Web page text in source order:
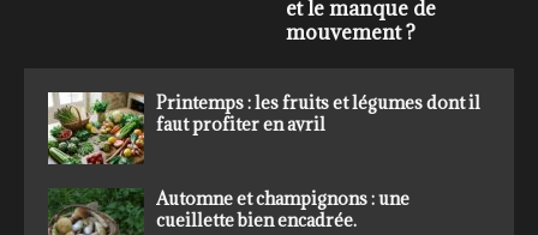
Printemps : les fruits et légumes dont il
faut profiter en avril
Automne et champignons : une
cueillette bien encadrée.